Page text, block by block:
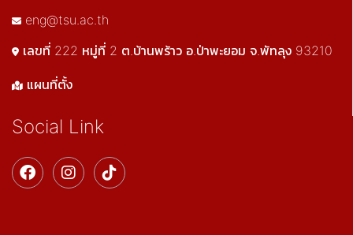
eng@tsu.ac.th
เลขที่ 222 หมู่ที่ 2 ต.บ้านพร้าว อ.ป่าพะยอม จ.พัทลุง 93210
แผนที่ตั้ง
Social Link